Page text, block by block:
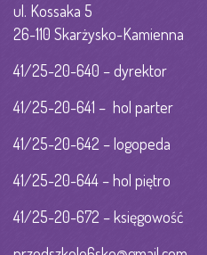
ul. Kossaka 5
26-110 Skarżysko-Kamienna
41/25-20-640 – dyrektor
41/25-20-641 – hol parter
41/25-20-642 – logopeda
41/25-20-644 – hol piętro
41/25-20-672 – księgowość